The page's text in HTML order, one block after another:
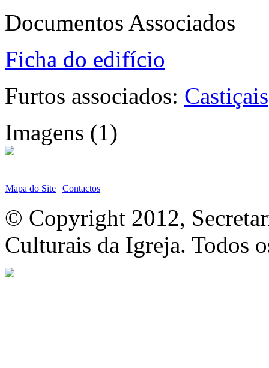
Documentos Associados
Ficha do edifício
Furtos associados: Castiçais
Imagens (1)
Mapa do Site | Contactos
© Copyright 2012,
Culturais da Igreja. Todos